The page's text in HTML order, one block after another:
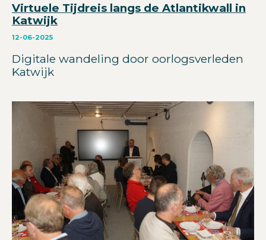
Virtuele Tijdreis langs de Atlantikwall in
Katwijk
12-06-2025
Digitale wandeling door oorlogsverleden
Katwijk